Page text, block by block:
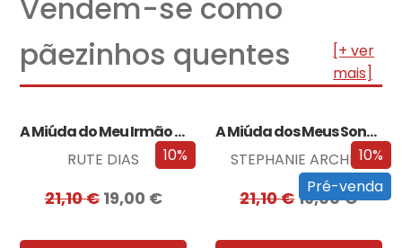
Vendem-se como
pãezinhos quentes
[+ ver
mais]
10%
A Miúda do Meu Irmão – Edição…
RUTE DIAS
21,10€ 19,00 €
10%
Pré-venda
A Miúda dos Meus Sonhos – Edição…
STEPHANIE ARCHER
21,10€19,00€